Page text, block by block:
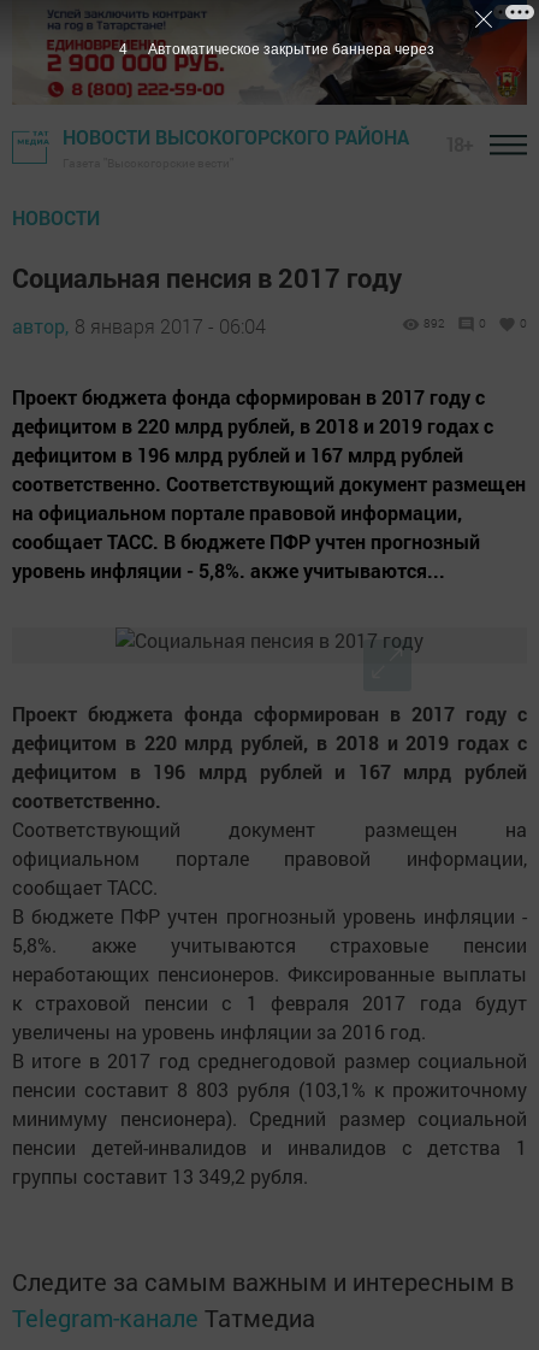
НОВОСТИ ВЫСОКОГОРСКОГО РАЙОНА
НОВОСТИ
Социальная пенсия в 2017 году
автор, 8 января 2017 - 06:04 892 0 0
Проект бюджета фонда сформирован в 2017 году с
дефицитом в 220 млрд рублей, в 2018 и 2019 годах с
дефицитом в 196 млрд рублей и 167 млрд рублей
соответственно. Соответствующий документ размещен
на официальном портале правовой информации,
сообщает ТАСС. В бюджете ПФР учтен прогнозный
уровень инфляции - 5,8%. акже учитываются...
Проект бюджета фонда сформирован в 2017 году с
дефицитом в 220 млрд рублей, в 2018 и 2019 годах с
дефицитом в 196 млрд рублей и 167 млрд рублей
соответственно.
Соответствующий документ размещен на
официальном портале правовой информации,
сообщает ТАСС.
В бюджете ПФР учтен прогнозный уровень инфляции -
5,8%. акже учитываются страховые пенсии
неработающих пенсионеров. Фиксированные выплаты
к страховой пенсии с 1 февраля 2017 года будут
увеличены на уровень инфляции за 2016 год.
В итоге в 2017 год среднегодовой размер социальной
пенсии составит 8 803 рубля (103,1% к прожиточному
минимуму пенсионера). Средний размер социальной
пенсии детей-инвалидов и инвалидов с детства 1
группы составит 13 349,2 рубля.
Следите за самым важным и интересным в
Telegram-канале Татмедиа
3 Автоматическое закрытие баннера через